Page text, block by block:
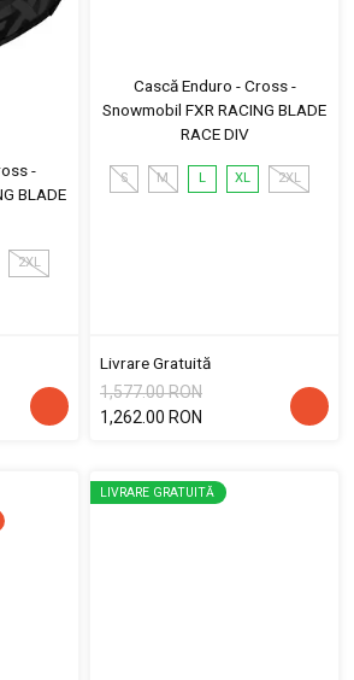
-
BLADE
2XL
Cască Enduro - Cross -
Snowmobil FXR RACING BLADE
RACE DIV
S M L XL 2XL
Livrare Gratuită
1,577.00 RON
1,262.00 RON
LIVRARE GRATUITĂ